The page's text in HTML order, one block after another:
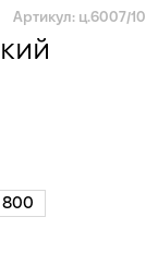
Артикул: ц.6007/10
800